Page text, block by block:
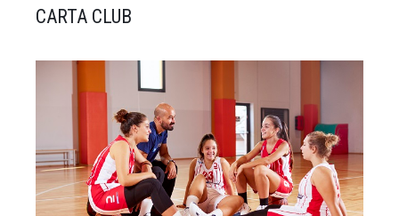
CARTA CLUB